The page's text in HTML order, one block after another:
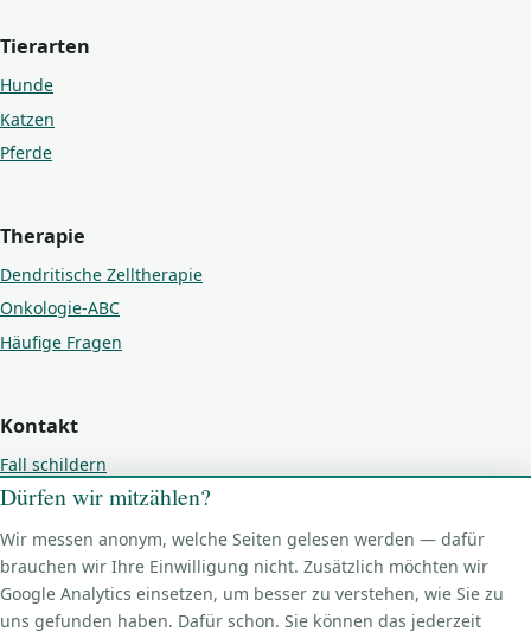
Tierarten
Hunde
Katzen
Pferde
Therapie
Dendritische Zelltherapie
Onkologie-ABC
Häufige Fragen
Kontakt
Fall schildern
Kontakt
Impressum
Datenschutz
Cookie-Einstellungen
Dürfen wir mitzählen?
Wir messen anonym, welche Seiten gelesen werden — dafür
brauchen wir Ihre Einwilligung nicht. Zusätzlich möchten wir
Google Analytics einsetzen, um besser zu verstehen, wie Sie zu
uns gefunden haben. Dafür schon. Sie können das jederzeit